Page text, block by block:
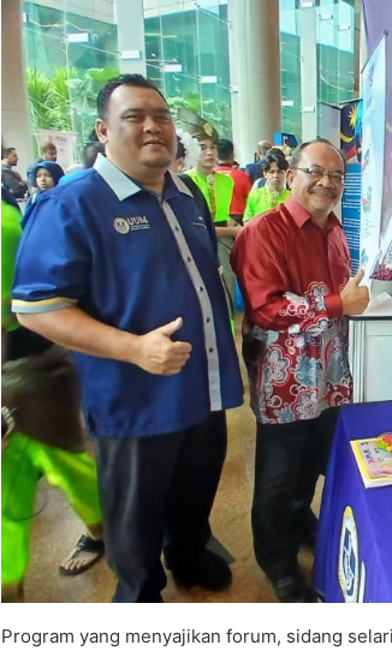
Program yang menyajikan forum, sidang